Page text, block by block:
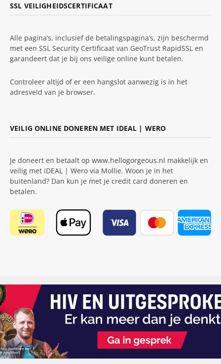
SSL VEILIGHEIDSCERTIFICAAT
Alle pagina’s, inclusief de betalingspagina’s, zijn beschermd
met een SSL Security Certificaat van GeoTrust RapidSSL en
garandeert dat je bij ons veilige online kunt betalen.
Controleer altijd of er een hangslot aanwezig is in het
adresveld van je browser.
VEILIG ONLINE DONEREN MET IDEAL | WERO
Je doneert en betaalt op www.hellogorgeous.nl makkelijk en
veilig met iDEAL | Wero via Mollie. Woon je in het
buitenland? Dan kun je met je credit card doneren en
betalen.